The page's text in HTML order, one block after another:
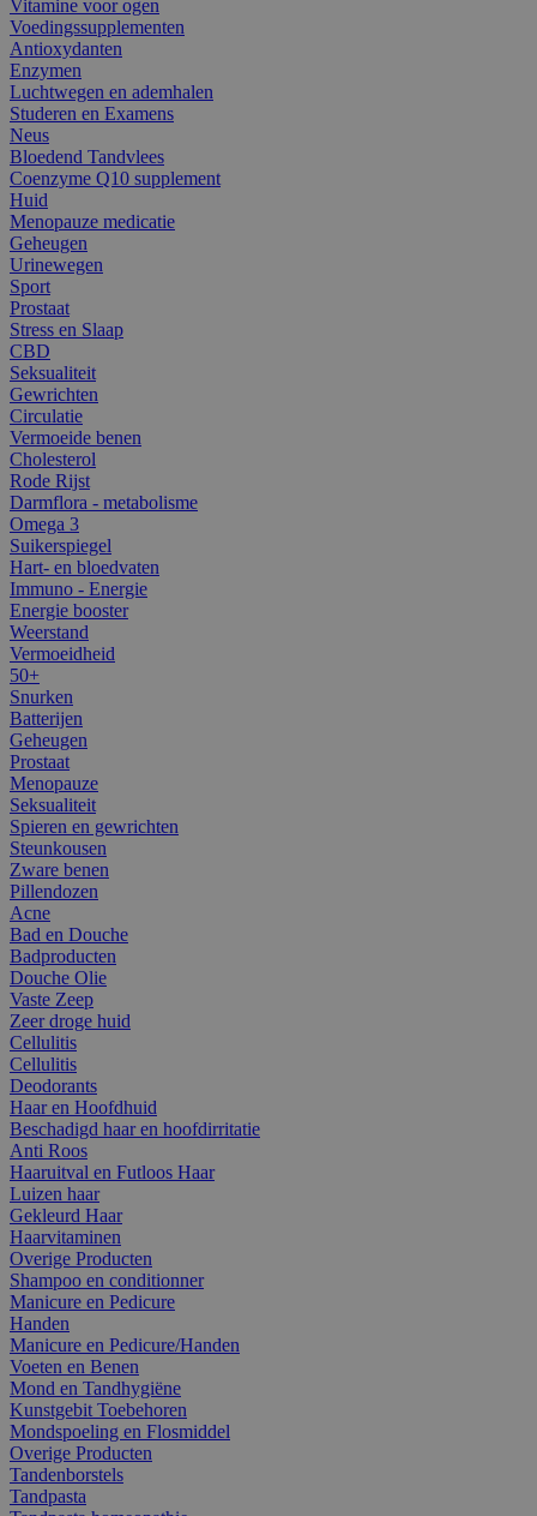
Vitamine voor ogen
Voedingssupplementen
Antioxydanten
Enzymen
Luchtwegen en ademhalen
Studeren en Examens
Neus
Bloedend Tandvlees
Coenzyme Q10 supplement
Huid
Menopauze medicatie
Geheugen
Urinewegen
Sport
Prostaat
Stress en Slaap
CBD
Seksualiteit
Gewrichten
Circulatie
Vermoeide benen
Cholesterol
Rode Rijst
Darmflora - metabolisme
Omega 3
Suikerspiegel
Hart- en bloedvaten
Immuno - Energie
Energie booster
Weerstand
Vermoeidheid
50+
Snurken
Batterijen
Geheugen
Prostaat
Menopauze
Seksualiteit
Spieren en gewrichten
Steunkousen
Zware benen
Pillendozen
Acne
Bad en Douche
Badproducten
Douche Olie
Vaste Zeep
Zeer droge huid
Cellulitis
Cellulitis
Deodorants
Haar en Hoofdhuid
Beschadigd haar en hoofdirritatie
Anti Roos
Haaruitval en Futloos Haar
Luizen haar
Gekleurd Haar
Haarvitaminen
Overige Producten
Shampoo en conditionner
Manicure en Pedicure
Handen
Manicure en Pedicure/Handen
Voeten en Benen
Mond en Tandhygiëne
Kunstgebit Toebehoren
Mondspoeling en Flosmiddel
Overige Producten
Tandenborstels
Tandpasta